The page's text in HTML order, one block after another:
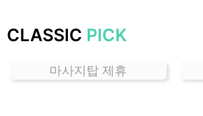
가
격
CLASSIC PICK
마사지탑 제휴